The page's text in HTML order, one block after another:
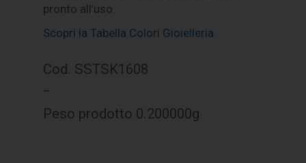
pronto all’uso.
Scopri la Tabella Colori Gioielleria
Cod. SSTSK1608
–
Peso prodotto 0.200000g